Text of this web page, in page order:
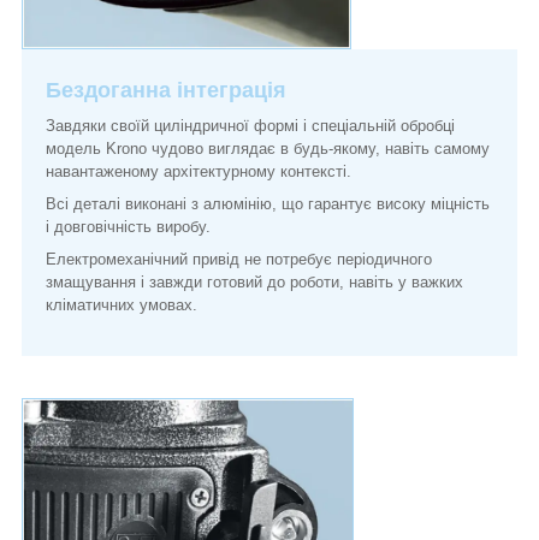
Бездоганна інтеграція
Завдяки своїй циліндричної формі і спеціальній обробці
модель Krono чудово виглядає в будь-якому, навіть самому
навантаженому архітектурному контексті.
Всі деталі виконані з алюмінію, що гарантує високу міцність
і довговічність виробу.
Електромеханічний привід не потребує періодичного
змащування і завжди готовий до роботи, навіть у важких
кліматичних умовах.